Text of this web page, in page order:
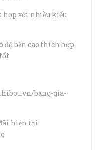
hợp với nhiều kiểu
độ bền cao thích hợp
bang-gia-
hiện tại: